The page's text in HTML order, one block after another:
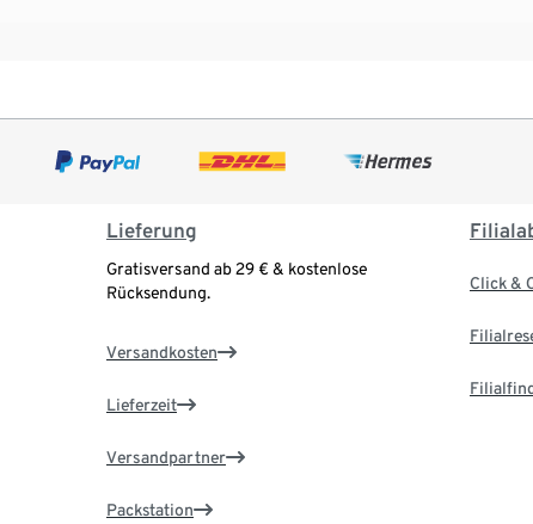
Lieferung
Gratisversand ab 29 € & kostenlose
Rücksendung.
Versandkosten
Lieferzeit
Versandpartner
Packstation
Click &